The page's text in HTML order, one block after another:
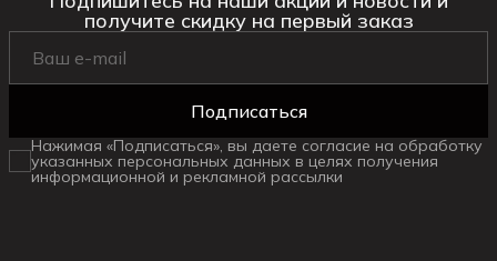
получите скидку на первый заказ
Подписаться
Нажимая «Подписаться», вы даете согласие на обработку
указанных персональных данных в целях получения
информационной и рекламной рассылки